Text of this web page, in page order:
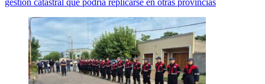
gestión catastral que podría replicarse en otras provincias